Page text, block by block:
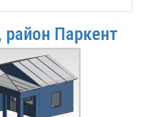
Паркент